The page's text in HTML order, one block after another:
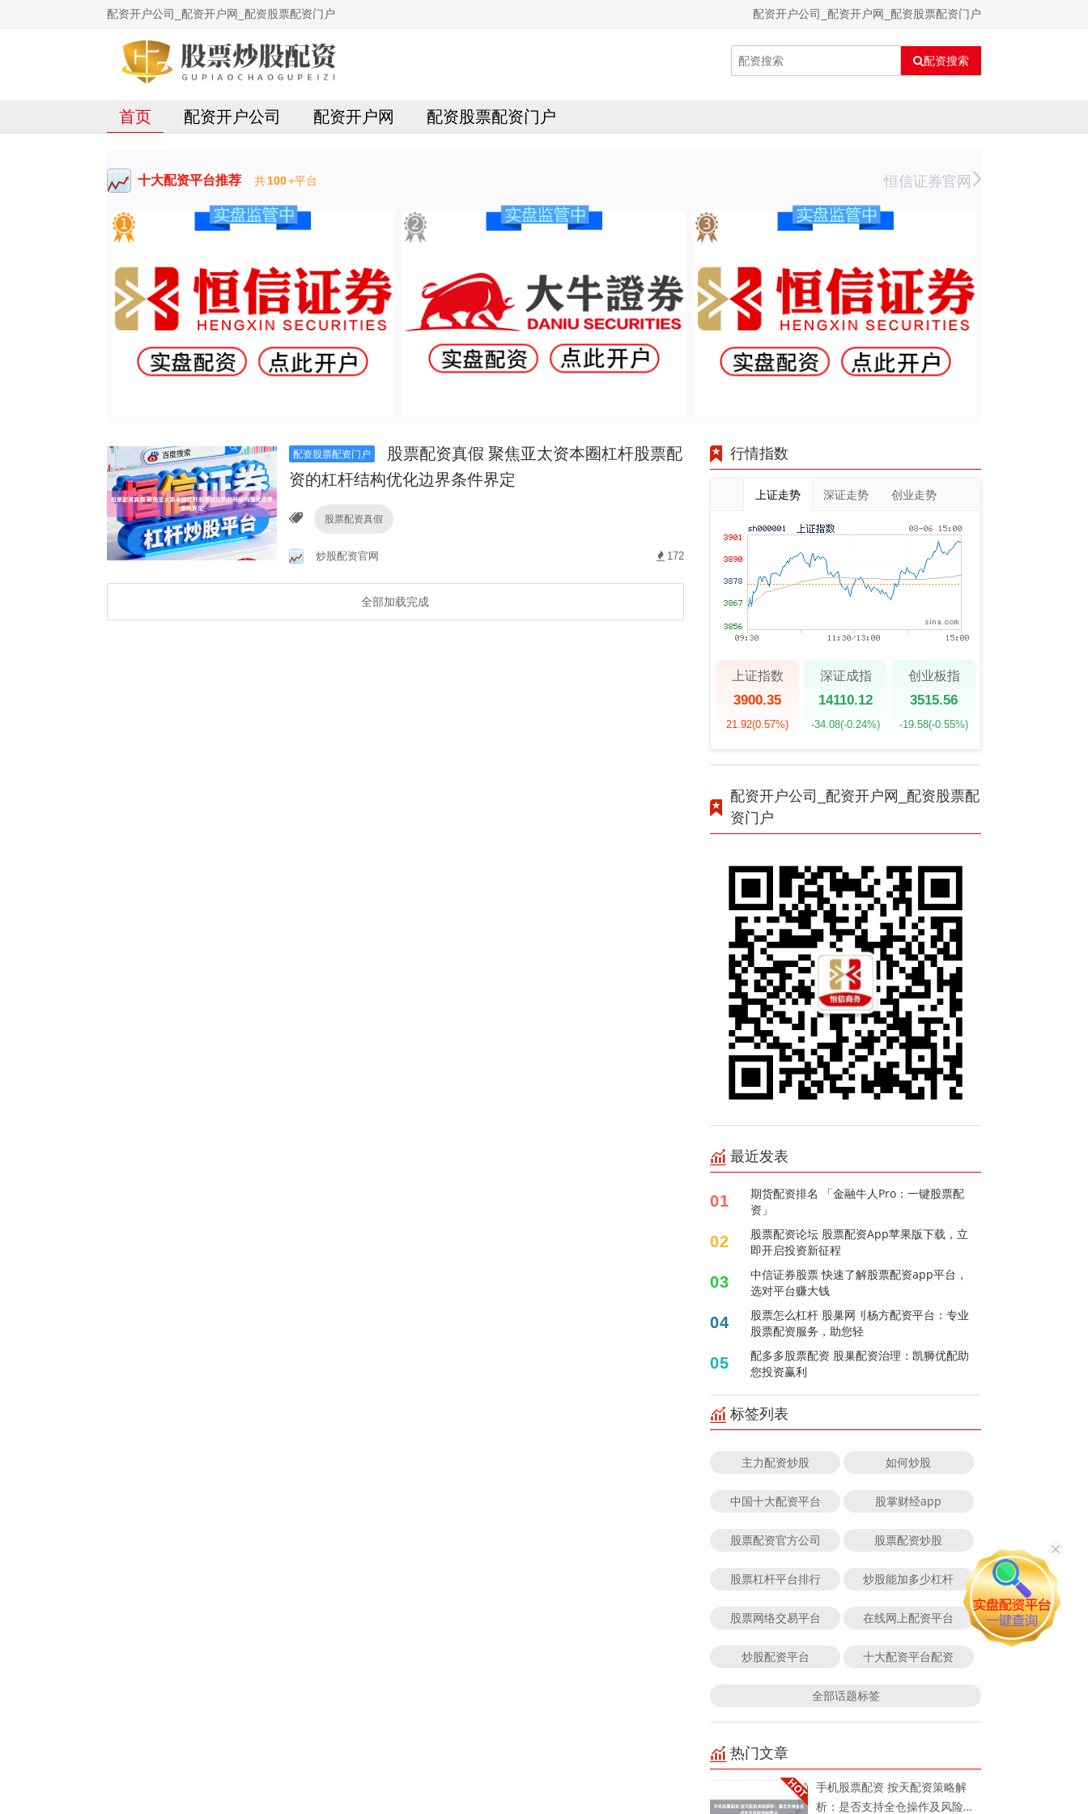
配资开户公司_配资开户网_配资股票配资门户 配资开户公司_配资开户网_配资股票配资门户
配资搜索
首页 配资开户公司 配资开户网 配资股票配资门户
十大配资平台推荐 共100+平台 恒信证券官网
配资股票配资门户
股票配资真假 聚焦亚太资本圈杠杆股票配
资的杠杆结构优化边界条件界定
股票配资真假
炒股配资官网 172
全部加载完成
行情指数
上证走势 深证走势 创业走势
上证指数
3900.35
21.92(0.57%)
深证成指
14110.12
-34.08(-0.24%)
创业板指
3515.56
-19.58(-0.55%)
配资开户公司_配资开户网_配资股票配
资门户
最近发表
01
期货配资排名 「金融牛人Pro：一键股票配
资」
02
股票配资论坛 股票配资App苹果版下载，立
即开启投资新征程
03
中信证券股票 快速了解股票配资app平台，
选对平台赚大钱
04
股票怎么杠杆 股巢网刂杨方配资平台：专业
股票配资服务，助您轻
05
配多多股票配资 股巢配资治理：凯狮优配助
您投资赢利
标签列表
主力配资炒股 如何炒股
中国十大配资平台 股掌财经app
股票配资官方公司 股票配资炒股
股票杠杆平台排行 炒股能加多少杠杆
股票网络交易平台 在线网上配资平台
炒股配资平台 十大配资平台配资
全部话题标签
热门文章
手机股票配资 按天配资策略解
析：是否支持全仓操作及风险控